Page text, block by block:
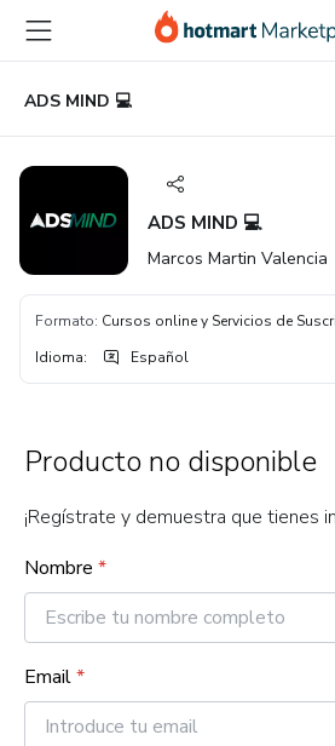
principal
página
de
página
ADS MIND 💻
ADS MIND 💻
Marcos Martin Valencia
Formato: Cursos online y Servicios de
Idioma: Español
Producto no disponible
¡Regístrate y demuestra que tienes
Nombre *
Email*